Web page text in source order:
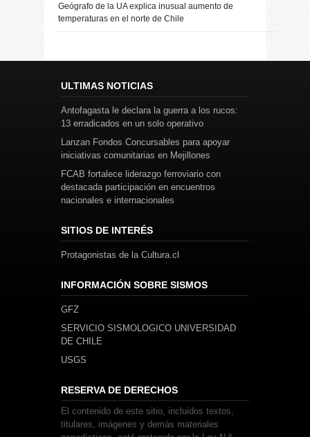
Geógrafo de la UA explica inusual aumento de
temperaturas en el norte de Chile
ULTIMAS NOTICIAS
Antofagasta le declara la guerra a los rucos:
13 erradicados en un solo operativo
Lanzan Fondos Concursables para apoyar
iniciativas comunitarias en Mejillones
FCAB fortalece liderazgo ferroviario con
destacada participación en encuentros
nacionales e internacionales
SITIOS DE INTERÉS
Protagonistas de la Cultura.cl
INFORMACIÓN SOBRE SISMOS
GFZ
SERVICIO SISMOLOGICO UNIVERSIDAD
DE CHILE
USGS
RESERVA DE DERECHOS
El contenido de este sitio, incluidos textos,
titulares, imágenes y demás materiales